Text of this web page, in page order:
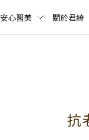
安心醫美 關於君綺
抗